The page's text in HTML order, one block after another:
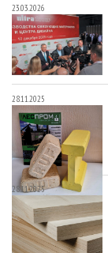
23.03.2026
28.11.2025
28.11.2025